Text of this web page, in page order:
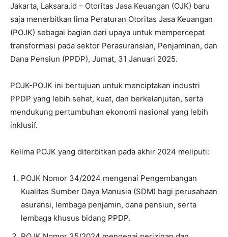
Jakarta, Laksara.id – Otoritas Jasa Keuangan (OJK) baru
saja menerbitkan lima Peraturan Otoritas Jasa Keuangan
(POJK) sebagai bagian dari upaya untuk mempercepat
transformasi pada sektor Perasuransian, Penjaminan, dan
Dana Pensiun (PPDP), Jumat, 31 Januari 2025.
POJK-POJK ini bertujuan untuk menciptakan industri
PPDP yang lebih sehat, kuat, dan berkelanjutan, serta
mendukung pertumbuhan ekonomi nasional yang lebih
inklusif.
Kelima POJK yang diterbitkan pada akhir 2024 meliputi:
POJK Nomor 34/2024 mengenai Pengembangan
Kualitas Sumber Daya Manusia (SDM) bagi perusahaan
asuransi, lembaga penjamin, dana pensiun, serta
lembaga khusus bidang PPDP.